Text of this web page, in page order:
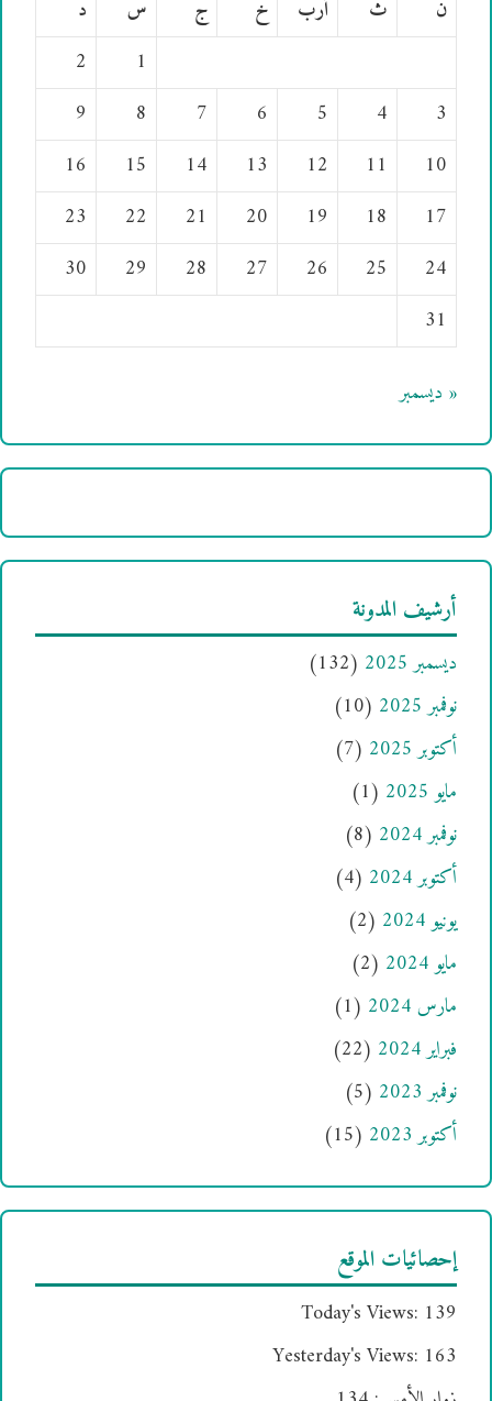
ن
ث أرب خ ج س
د
1
2
3
4
5
6
7
8
9
10
11
12
13
14
15
16
17
18
19
20
21
22
23
24
25
26
27
28
29
30
31
« ديسمبر
أرشيف المدونة
ديسمبر 2025
(132)
نوفمبر 2025
(10)
أكتوبر 2025
(7)
مايو 2025
(1)
نوفمبر 2024
(8)
أكتوبر 2024
(4)
يونيو 2024
(2)
مايو 2024
(2)
مارس 2024
(1)
فبراير 2024
(22)
نوفمبر 2023
(5)
أكتوبر 2023
(15)
إحصائيات الموقع
Today's Views: 139
Yesterday's Views: 163